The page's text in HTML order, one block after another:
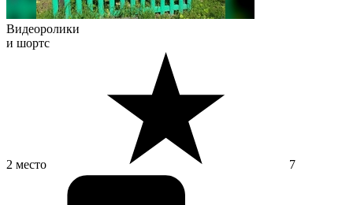
Видеоролики
и шортс
2 место 7